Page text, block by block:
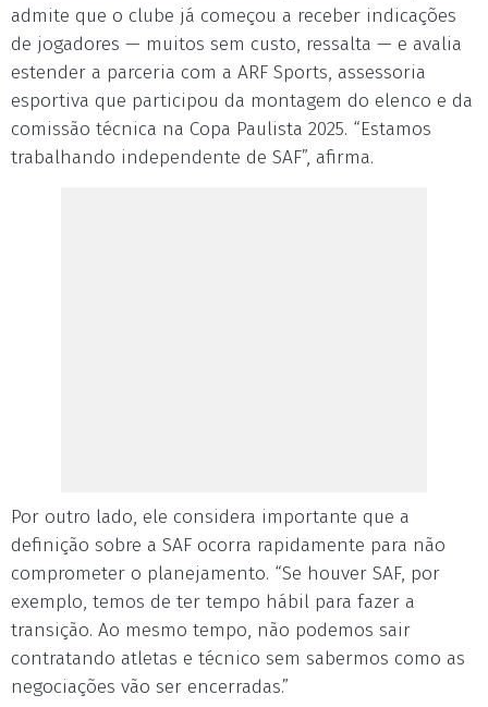
admite que o clube já começou a receber indicações
de jogadores — muitos sem custo, ressalta — e avalia
estender a parceria com a ARF Sports, assessoria
esportiva que participou da montagem do elenco e da
comissão técnica na Copa Paulista 2025. “Estamos
trabalhando independente de SAF”, afirma.
Por outro lado, ele considera importante que a
definição sobre a SAF ocorra rapidamente para não
comprometer o planejamento. “Se houver SAF, por
exemplo, temos de ter tempo hábil para fazer a
transição. Ao mesmo tempo, não podemos sair
contratando atletas e técnico sem sabermos como as
negociações vão ser encerradas.”